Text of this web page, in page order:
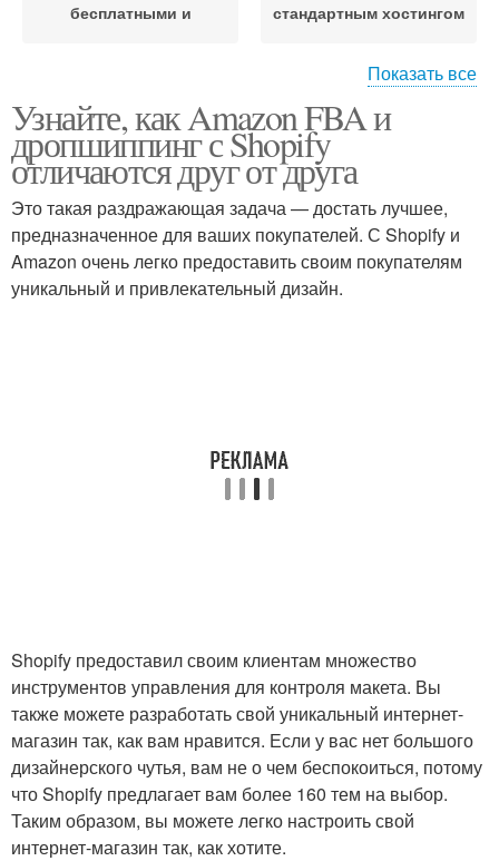
бесплатными и
стандартным хостингом
Разница для клиента
Показать все
Узнайте, как Amazon FBA и
дропшиппинг с Shopify
отличаются друг от друга
Это такая раздражающая задача — достать лучшее,
предназначенное для ваших покупателей. С Shopify и
Amazon очень легко предоставить своим покупателям
уникальный и привлекательный дизайн.
Shopify предоставил своим клиентам множество
инструментов управления для контроля макета. Вы
также можете разработать свой уникальный интернет-
магазин так, как вам нравится. Если у вас нет большого
дизайнерского чутья, вам не о чем беспокоиться, потому
что Shopify предлагает вам более 160 тем на выбор.
Таким образом, вы можете легко настроить свой
интернет-магазин так, как хотите.